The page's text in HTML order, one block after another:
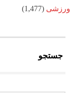
ورزشی (1,477)
جستجو